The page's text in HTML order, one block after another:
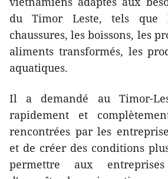
du Timor Leste, tels que
chaussures, les boissons, les
aliments transformés, les
aquatiques.
Il a demandé au Timor-
rapidement et
rencontrées par les
et de créer des conditions
permettre aux